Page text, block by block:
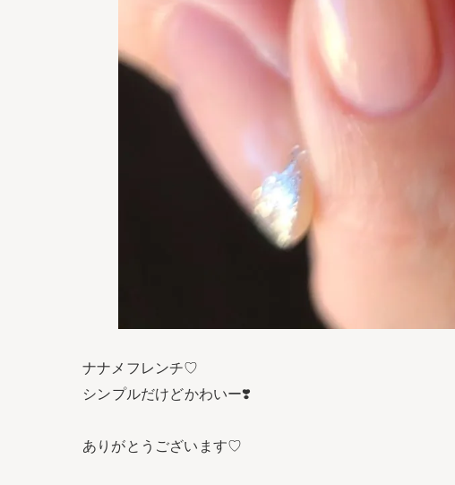
ナナメフレンチ♡⁡
⁡シンプルだけどかわいー❣️
ありがとうございます♡